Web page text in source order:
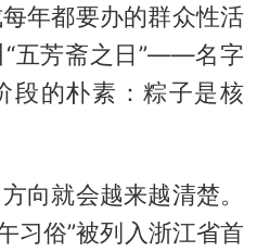
年都要办的群众性活
“五芳斋之日”——名字
段的朴素：粽子是核
向就会越来越清楚。
习俗”被列入浙江省首